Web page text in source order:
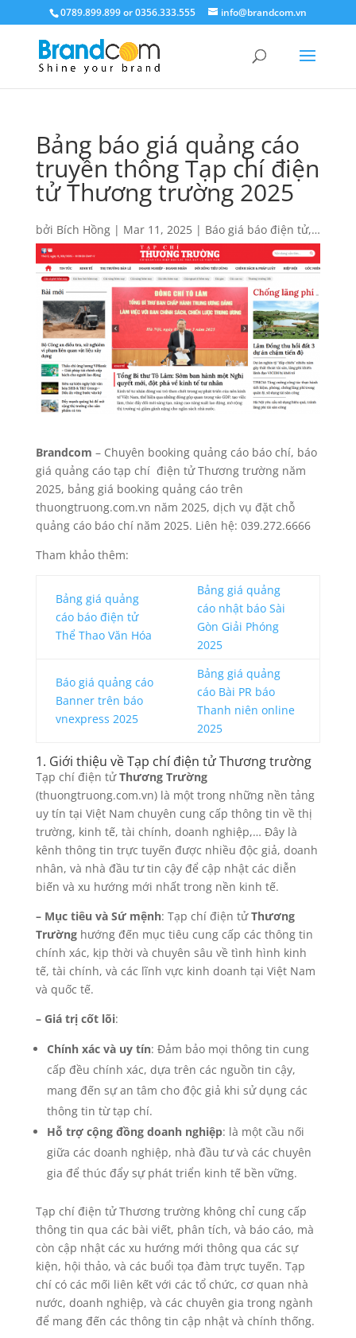
0789.899.899 or 0356.333.555 info@brandcom.vn
Bảng báo giá quảng cáo
truyền thông Tạp chí điện
tử Thương trường 2025
bởi Bích Hồng| Mar 11, 2025| Báo giá báo điện tử,
Báo giá quảng cáo|0 Lời bình
Brandcom – Chuyên booking quảng cáo báo chí, báo
giá quảng cáo tạp chí điện tử Thương trường năm
2025, bảng giá booking quảng cáo trên
thuongtruong.com.vn năm 2025, dịch vụ đặt chỗ
quảng cáo báo chí năm 2025. Liên hệ: 039.272.6666
Tham khảo thêm:
Bảng giá quảng
cáo báo điện tử
Thể Thao Văn Hóa
Bảng giá quảng
cáo nhật báo Sài
Gòn Giải Phóng
2025
Báo giá quảng cáo
Banner trên báo
vnexpress 2025
Bảng giá quảng
cáo Bài PR báo
Thanh niên online
2025
1. Giới thiệu về Tạp chí điện tử Thương trường
Tạp chí điện tửThương Trường
(thuongtruong.com.vn) là một trong những nền tảng
uy tín tại Việt Nam chuyên cung cấp thông tin về thị
trường, kinh tế, tài chính, doanh nghiệp,… Đây là
kênh thông tin trực tuyến được nhiều độc giả, doanh
nhân, và nhà đầu tư tin cậy để cập nhật các diễn
biến và xu hướng mới nhất trong nền kinh tế.
– Mục tiêu và Sứ mệnh: Tạp chí điện tửThương
Trườnghướng đến mục tiêu cung cấp các thông tin
chính xác, kịp thời và chuyên sâu về tình hình kinh
tế, tài chính, và các lĩnh vực kinh doanh tại Việt Nam
và quốc tế.
– Giá trị cốt lõi:
Chính xác và uy tín: Đảm bảo mọi thông tin cung
cấp đều chính xác, dựa trên các nguồn tin cậy,
mang đến sự an tâm cho độc giả khi sử dụng các
thông tin từ tạp chí.
Hỗ trợ cộng đồng doanh nghiệp: là một cầu nối
giữa các doanh nghiệp, nhà đầu tư và các chuyên
gia để thúc đẩy sự phát triển kinh tế bền vững.
Tạp chí điện tử Thương trường không chỉ cung cấp
thông tin qua các bài viết, phân tích, và báo cáo, mà
còn cập nhật các xu hướng mới thông qua các sự
kiện, hội thảo, và các buổi tọa đàm trực tuyến. Tạp
chí có các mối liên kết với các tổ chức, cơ quan nhà
nước, doanh nghiệp, và các chuyên gia trong ngành
để mang đến các thông tin cập nhật và chính thống.